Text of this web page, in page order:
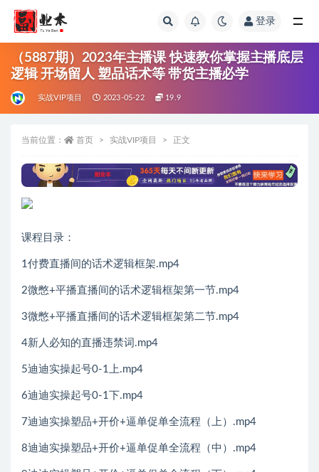
登录
（5887期）2023年主播课 快速教你掌握主播底层
逻辑 开场留人 塑品话术等 带货主播必学
实战VIP项目 2023-05-22 19.9
当前位置： 首页 实战VIP项目 正文
课程目录：
1付费直播间的话术逻辑框架.mp4
2微憋+平播直播间的话术逻辑框架第一节.mp4
3微憋+平播直播间的话术逻辑框架第二节.mp4
4新人必知的直播违禁词.mp4
5迪迪实操起号0-1上.mp4
6迪迪实操起号0-1下.mp4
7迪迪实操塑品+开价+逼单促单全流程（上）.mp4
8迪迪实操塑品+开价+逼单促单全流程（中）.mp4